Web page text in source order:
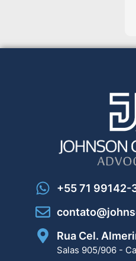
+55 71 99142-
Rua Cel.
Salas 905/906 -